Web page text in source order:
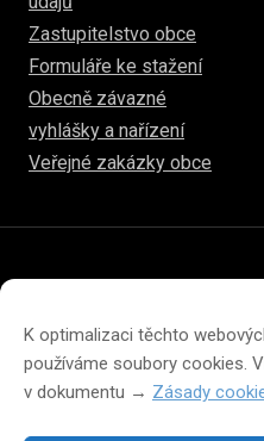
K optimalizaci těchto
používáme soubory cookies.
v dokumentu → Zásady
Zastupitelstvo obce
Formuláře ke stažení
Obecně závazné
vyhlášky a nařízení
Veřejné zakázky obce
Prohlášení o přístupnosti
Zásady cookies (EU)